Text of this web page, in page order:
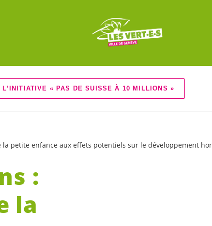
L’INITIATIVE « PAS DE SUISSE À 10 MILLIONS »
petite enfance aux effets potentiels sur le développement
:
la